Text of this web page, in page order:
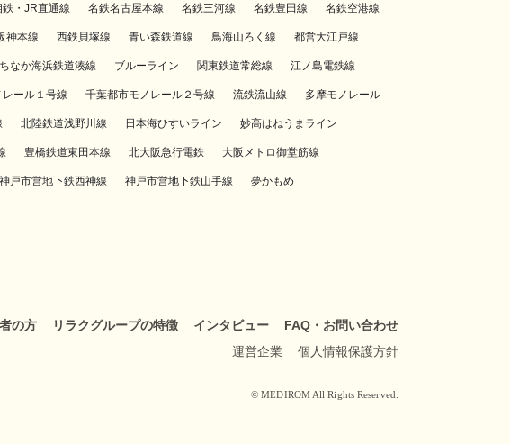
鉄・JR直通線 名鉄名古屋本線 名鉄三河線 名鉄豊田線 名鉄空港線
神本線 西鉄貝塚線 青い森鉄道線 鳥海山ろく線 都営大江戸線
なか海浜鉄道湊線 ブルーライン 関東鉄道常総線 江ノ島電鉄線
ール１号線 千葉都市モノレール２号線 流鉄流山線 多摩モノレール
北陸鉄道浅野川線 日本海ひすいライン 妙高はねうまライン
豊橋鉄道東田本線 北大阪急行電鉄 大阪メトロ御堂筋線
神戸市営地下鉄西神線 神戸市営地下鉄山手線 夢かもめ
の方 リラクグループの特徴 インタビュー
FAQ・お問い合わせ
運営企業
個人情報保護方針
© MEDIROM All Rights Reserved.